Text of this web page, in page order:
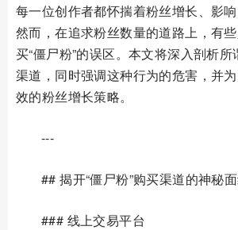
每一位创作者都怀揣着粉丝增长、影响
然而，在追求粉丝数量的道路上，有
买“僵尸粉”的误区。本文将深入剖析所
渠道，同时强调这种行为的危害，并
效的粉丝增长策略。
---
## 揭开“僵尸粉”购买渠道的神秘
### 线上交易平台